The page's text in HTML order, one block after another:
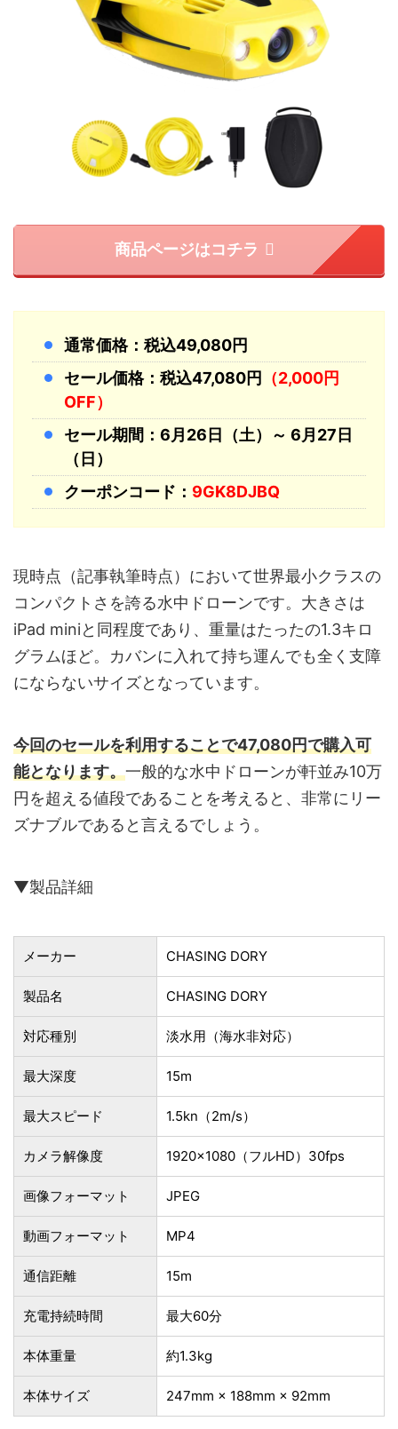
商品ページはコチラ
通常価格：税込49,080円
セール価格：税込47,080円
（2,000円
OFF）
セール期間：6月26日（土）～ 6月27日
（日）
クーポンコード： 9GK8DJBQ
現時点（記事執筆時点）において世界最小クラスの
コンパクトさを誇る水中ドローンです。大きさは
iPad miniと同程度であり、重量はたったの1.3キロ
グラムほど。カバンに入れて持ち運んでも全く支障
にならないサイズとなっています。
今回のセールを利用することで47,080円で購入可
能となります。一般的な水中ドローンが軒並み10万
円を超える値段であることを考えると、非常にリー
ズナブルであると言えるでしょう。
▼製品詳細
メーカー CHASING DORY
製品名 CHASING DORY
対応種別 淡水用（海水非対応）
最大深度 15m
最大スピード 1.5kn（2m/s）
カメラ解像度 1920×1080（フルHD）30fps
画像フォーマット JPEG
動画フォーマット MP4
通信距離 15m
充電持続時間 最大60分
本体重量 約1.3kg
本体サイズ 247mm × 188mm × 92mm